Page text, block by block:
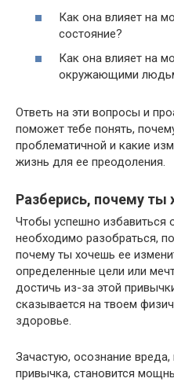
Как она влияет на
состояние?
Как она влияет на
окружающими
Ответь на эти вопросы и
поможет тебе понять,
проблематичной и какие
жизнь для ее преодоления.
Разберись, почему ты
Чтобы успешно избавиться
необходимо разобраться,
почему ты хочешь ее
определенные цели или
достичь из-за этой
сказывается на твоем
здоровье.
Зачастую, осознание
привычка, становится